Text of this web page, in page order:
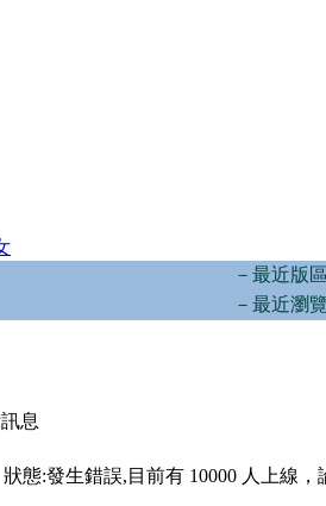
－最近版
－最近瀏
息
狀態:發生錯誤,目前有 10000 人上線